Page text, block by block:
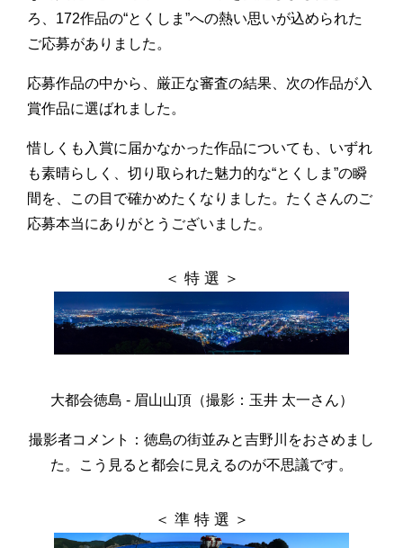
ろ、172作品の“とくしま”への熱い思いが込められた
ご応募がありました。
応募作品の中から、厳正な審査の結果、次の作品が入
賞作品に選ばれました。
惜しくも入賞に届かなかった作品についても、いずれ
も素晴らしく、切り取られた魅力的な“とくしま”の瞬
間を、この目で確かめたくなりました。たくさんのご
応募本当にありがとうございました。
＜ 特 選 ＞
大都会徳島 - 眉山山頂（撮影：玉井 太一さん）
撮影者コメント：徳島の街並みと吉野川をおさめまし
た。こう見ると都会に見えるのが不思議です。
＜ 準 特 選 ＞